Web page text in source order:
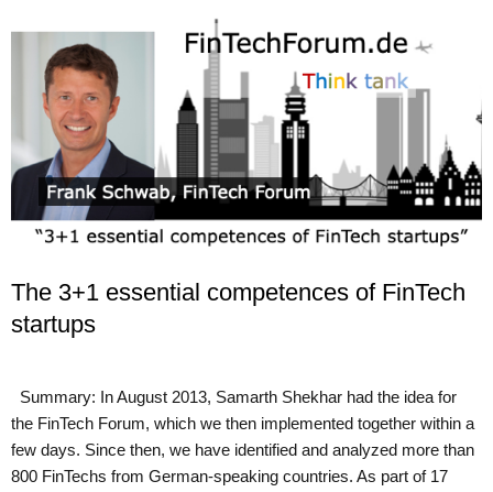
The 3+1 essential competences of FinTech
startups
Summary: In August 2013, Samarth Shekhar had the idea for
the FinTech Forum, which we then implemented together within a
few days. Since then, we have identified and analyzed more than
800 FinTechs from German-speaking countries. As part of 17